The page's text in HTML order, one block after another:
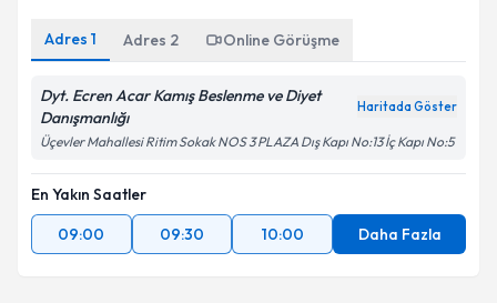
Adres 1 Adres 2 Online Görüşme
Dyt. Ecren Acar Kamış Beslenme ve Diyet
Danışmanlığı
Haritada Göster
Üçevler Mahallesi Ritim Sokak NOS 3 PLAZA Dış Kapı No:13 İç Kapı No:5
En Yakın Saatler
09:00
09:30 10:00 Daha Fazla